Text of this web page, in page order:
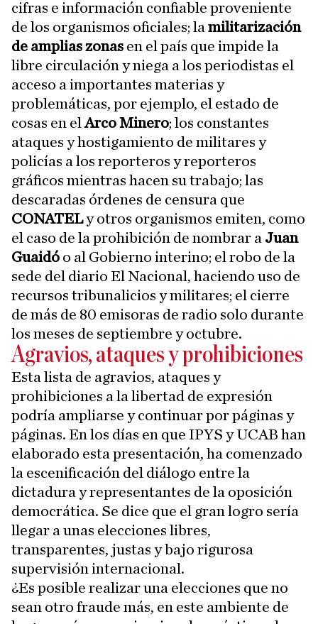
cifras e información confiable proveniente
de los organismos oficiales; la militarización
de amplias zonas en el país que impide la
libre circulación y niega a los periodistas el
acceso a importantes materias y
problemáticas, por ejemplo, el estado de
cosas en elArco Minero; los constantes
ataques y hostigamiento de militares y
policías a los reporteros y reporteros
gráficos mientras hacen su trabajo; las
descaradas órdenes de censura que
CONATELy otros organismos emiten, como
el caso de la prohibición de nombrar a Juan
Guaidó o al Gobierno interino; el robo de la
sede del diario El Nacional, haciendo uso de
recursos tribunalicios y militares; el cierre
de más de 80 emisoras de radio solo durante
los meses de septiembre y octubre.
Agravios, ataques y prohibiciones
Esta lista de agravios, ataques y
prohibiciones a la libertad de expresión
podría ampliarse y continuar por páginas y
páginas. En los días en que IPYS y UCAB han
elaborado esta presentación, ha comenzado
la escenificación del diálogo entre la
dictadura y representantes de la oposición
democrática. Se dice que el gran logro sería
llegar a unas elecciones libres,
transparentes, justas y bajo rigurosa
supervisión internacional.
¿Es posible realizar una elecciones que no
sean otro fraude más, en este ambiente de